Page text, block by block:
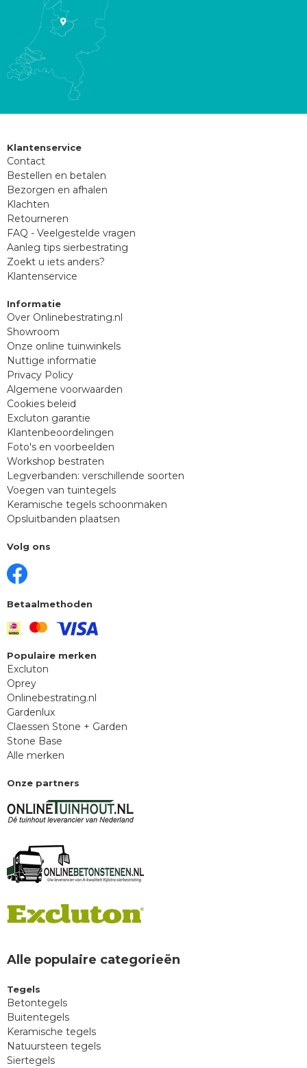
Klantenservice
Contact
Bestellen en betalen
Bezorgen en afhalen
Klachten
Retourneren
FAQ - Veelgestelde vragen
Aanleg tips sierbestrating
Zoekt u iets anders?
Klantenservice
Informatie
Over Onlinebestrating.nl
Showroom
Onze online tuinwinkels
Nuttige informatie
Privacy Policy
Algemene voorwaarden
Cookies beleid
Excluton garantie
Klantenbeoordelingen
Foto's en voorbeelden
Workshop bestraten
Legverbanden: verschillende soorten
Voegen van tuintegels
Keramische tegels schoonmaken
Opsluitbanden plaatsen
Volg ons
Betaalmethoden
Populaire merken
Excluton
Oprey
Onlinebestrating.nl
Gardenlux
Claessen Stone + Garden
Stone Base
Alle merken
Onze partners
Alle populaire categorieën
Tegels
Betontegels
Buitentegels
Keramische tegels
Natuursteen tegels
Siertegels